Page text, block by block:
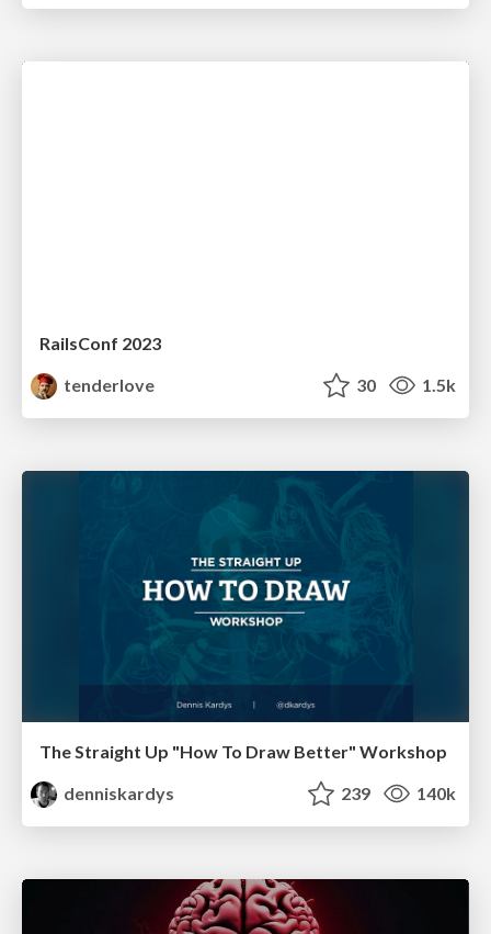
RailsConf 2023
tenderlove
30 1.5k
The Straight Up "How To Draw Better" Workshop
denniskardys
239 140k